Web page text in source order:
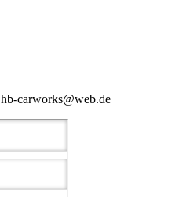
hb-carworks@web.de